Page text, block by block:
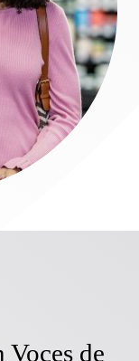
de